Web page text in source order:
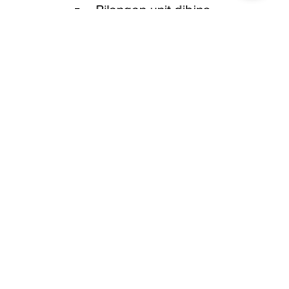
Bilangan unit dibina.